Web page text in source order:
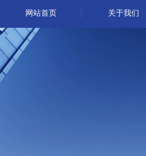
网站首页 关于我们